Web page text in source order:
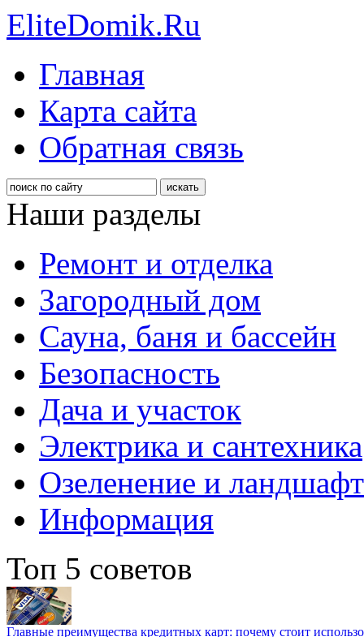
EliteDomik.Ru
Главная
Карта сайта
Обратная связь
Наши разделы
Ремонт и отделка
Загородный дом
Сауна, баня и бассейн
Безопасность
Дача и участок
Электрика и сантехника
Озеленение и
Информация
Топ 5 советов
Главные преимущества кредитных карт: почему стоит